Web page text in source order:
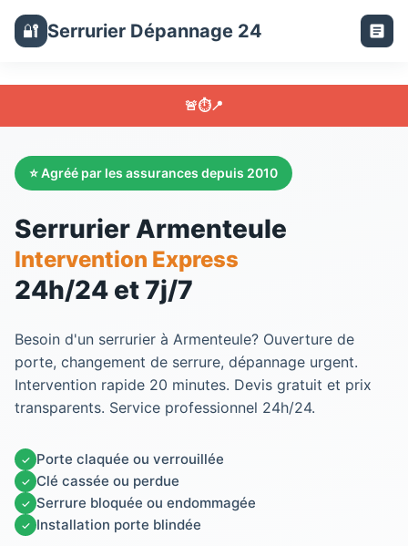
🔐 Serrurier Dépannage 24
🚨⏱️📍
⭐ Agréé par les assurances depuis 2010
Serrurier Armenteule
Intervention Express
24h/24 et 7j/7
Besoin d'un serrurier à Armenteule? Ouverture de
porte, changement de serrure, dépannage urgent.
Intervention rapide 20 minutes. Devis gratuit et prix
transparents. Service professionnel 24h/24.
✓ Porte claquée ou verrouillée
✓ Clé cassée ou perdue
✓ Serrure bloquée ou endommagée
✓ Installation porte blindée